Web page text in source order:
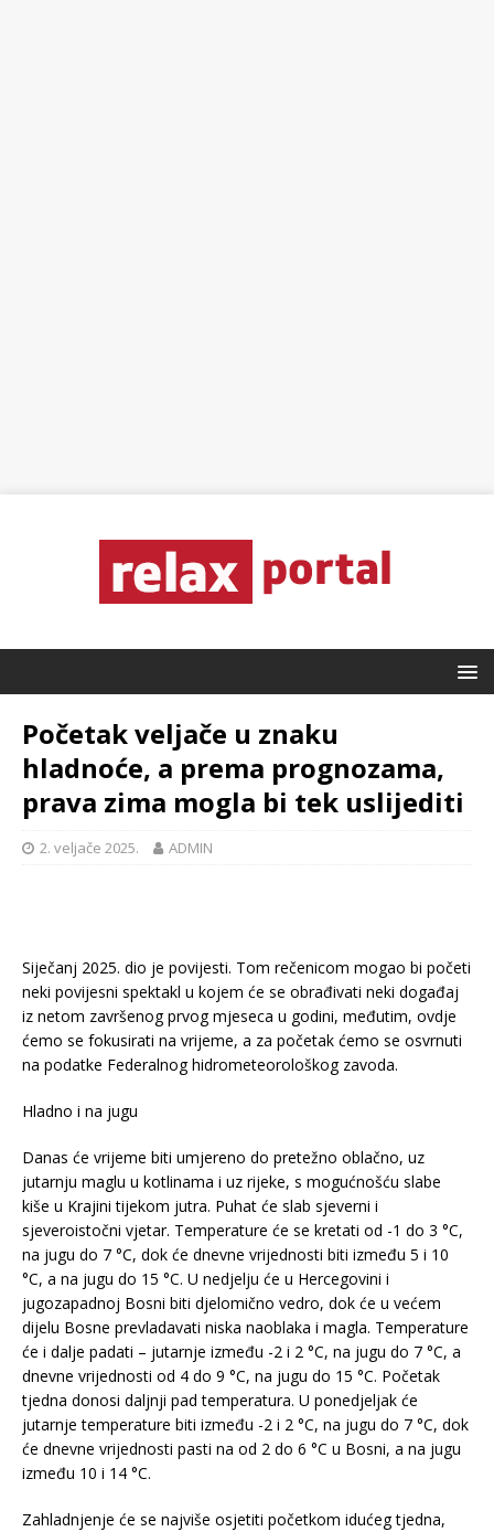
Početak veljače u znaku
hladnoće, a prema prognozama,
prava zima mogla bi tek uslijediti
2. veljače 2025. ADMIN
Siječanj 2025. dio je povijesti. Tom rečenicom mogao bi početi
neki povijesni spektakl u kojem će se obrađivati neki događaj
iz netom završenog prvog mjeseca u godini, međutim, ovdje
ćemo se fokusirati na vrijeme, a za početak ćemo se osvrnuti
na podatke Federalnog hidrometeorološkog zavoda.
Hladno i na jugu
Danas će vrijeme biti umjereno do pretežno oblačno, uz
jutarnju maglu u kotlinama i uz rijeke, s mogućnošću slabe
kiše u Krajini tijekom jutra. Puhat će slab sjeverni i
sjeveroistočni vjetar. Temperature će se kretati od -1 do 3 °C,
na jugu do 7 °C, dok će dnevne vrijednosti biti između 5 i 10
°C, a na jugu do 15 °C. U nedjelju će u Hercegovini i
jugozapadnoj Bosni biti djelomično vedro, dok će u većem
dijelu Bosne prevladavati niska naoblaka i magla. Temperature
će i dalje padati – jutarnje između -2 i 2 °C, na jugu do 7 °C, a
dnevne vrijednosti od 4 do 9 °C, na jugu do 15 °C. Početak
tjedna donosi daljnji pad temperatura. U ponedjeljak će
jutarnje temperature biti između -2 i 2 °C, na jugu do 7 °C, dok
će dnevne vrijednosti pasti na od 2 do 6 °C u Bosni, a na jugu
između 10 i 14 °C.
Zahladnjenje će se najviše osjetiti početkom idućeg tjedna,